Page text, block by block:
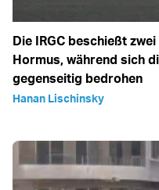
Die IRGC beschießt
Hormus, während sich
gegenseitig bedrohen
Hanan Lischinsky